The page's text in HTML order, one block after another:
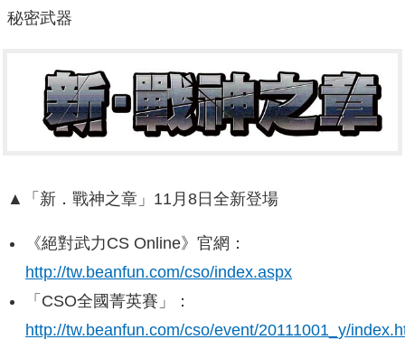
秘密武器
▲「新．戰神之章」11月8日全新登場
《絕對武力CS Online》官網：
http://tw.beanfun.com/cso/index.aspx
「CSO全國菁英賽」：
http://tw.beanfun.com/cso/event/20111001_y/